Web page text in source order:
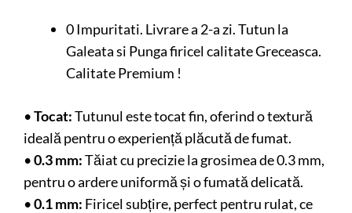
0 Impuritati. Livrare a 2-a zi. Tutun la
Galeata si Punga firicel calitate Greceasca.
Calitate Premium !
•Tocat:Tutunul este tocat fin, oferind o textură
ideală pentru o experiență plăcută de fumat.
•0.3 mm:Tăiat cu precizie la grosimea de 0.3 mm,
pentru o ardere uniformă și o fumată delicată.
•0.1 mm: Firicel subțire, perfect pentru rulat, ce